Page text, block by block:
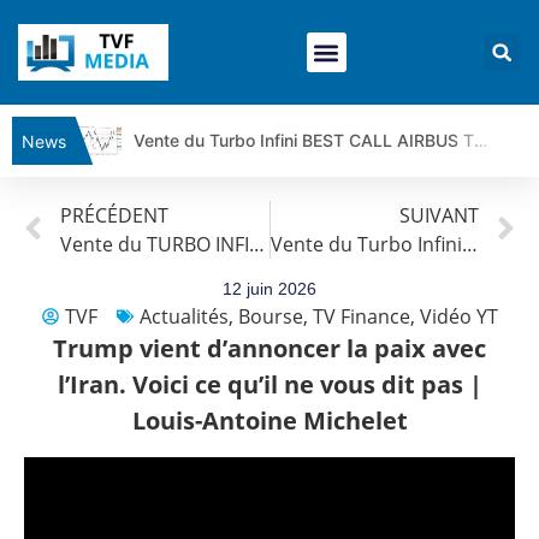
News
Vente du Turbo Infini BEST CALL AIRBUS TY80V à 3,45 € (+118 %)
Vente du Turbo infini BEST PUT COINBASE WO83V à 0,51 € (+46 %)
Gaza, Iran, Chine : la guerre mondiale vient de commencer | par Louis-Antoine Michelet
Jean Marie Seronie :Loi agricole : vraie réforme ou simple réponse à la colère ?| Interview Éco
PRÉCÉDENT
Vente du TURBO INFINI BEST CALL ARCELOR MITTAL QH57V à 2,57 euros (+31 %)
SUIVANT
Vente du Turbo Infini BEST CALL GOLD, QN03V, à 37,12 euros (+48 %)
12 juin 2026
TVF Actualités, Bourse, TV Finance, Vidéo YT
Trump vient d’annoncer la paix avec
l’Iran. Voici ce qu’il ne vous dit pas |
Louis-Antoine Michelet